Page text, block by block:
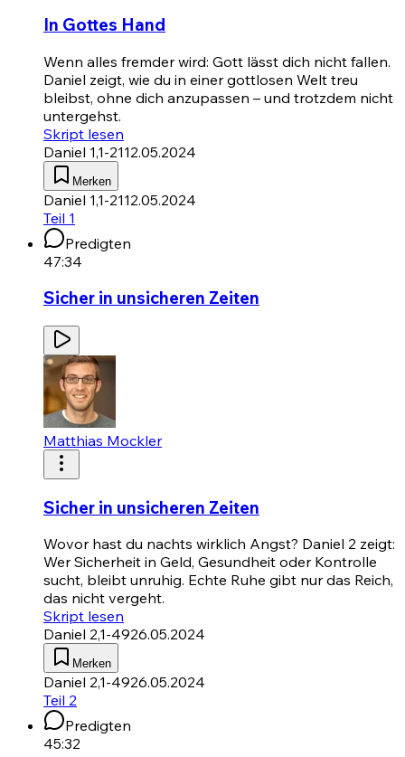
In Gottes Hand
Wenn alles fremder wird: Gott lässt dich nicht fallen.
Daniel zeigt, wie du in einer gottlosen Welt treu
bleibst, ohne dich anzupassen – und trotzdem nicht
untergehst.
Skript lesen
Daniel 1,1-2112.05.2024
Merken
Daniel 1,1-2112.05.2024
Teil 1
Predigten
47:34
Sicher in unsicheren Zeiten
Matthias Mockler
Sicher in unsicheren Zeiten
Wovor hast du nachts wirklich Angst? Daniel 2 zeigt:
Wer Sicherheit in Geld, Gesundheit oder Kontrolle
sucht, bleibt unruhig. Echte Ruhe gibt nur das Reich,
das nicht vergeht.
Skript lesen
Daniel 2,1-4926.05.2024
Merken
Daniel 2,1-4926.05.2024
Teil 2
Predigten
45:32